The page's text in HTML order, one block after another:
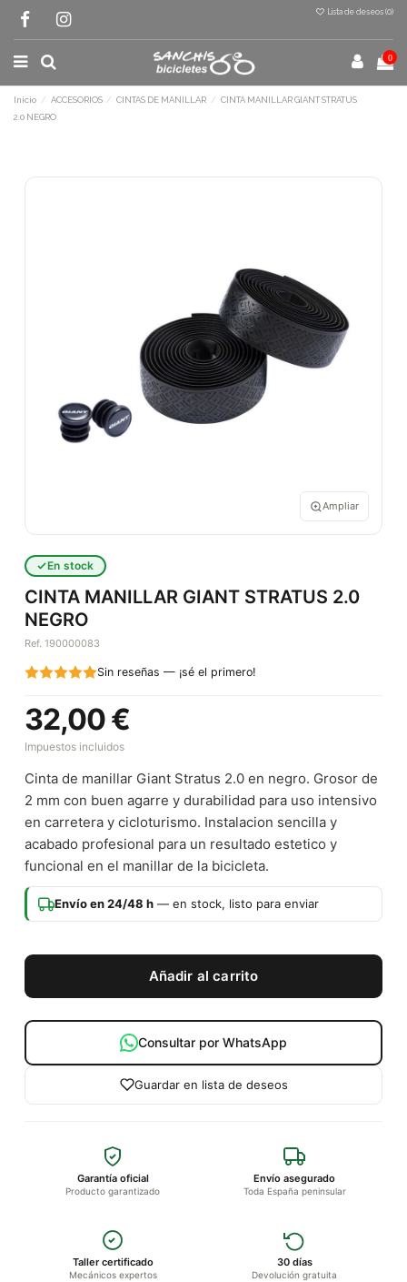
Lista de deseos (0)
0
Inicio ACCESORIOS CINTAS DE MANILLAR
CINTA MANILLAR GIANT STRATUS
2.0 NEGRO
Ampliar
En stock
CINTA MANILLAR GIANT STRATUS 2.0
NEGRO
Ref. 190000083
Sin reseñas — ¡sé el primero!
32,00 €
Impuestos incluidos
Cinta de manillar Giant Stratus 2.0 en negro. Grosor de
2 mm con buen agarre y durabilidad para uso intensivo
en carretera y cicloturismo. Instalacion sencilla y
acabado profesional para un resultado estetico y
funcional en el manillar de la bicicleta.
Envío en 24/48 h — en stock, listo para enviar
Añadir al carrito
Consultar por WhatsApp
Guardar en lista de deseos
Garantía oficial
Producto garantizado
Envío asegurado
Toda España peninsular
Taller certificado
Mecánicos expertos
30 días
Devolución gratuita